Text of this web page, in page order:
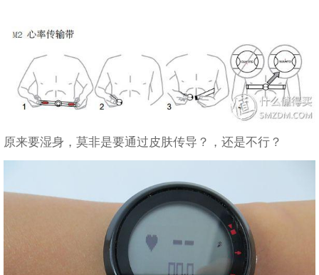
原来要湿身，莫非是要通过皮肤传导？，还是不行？